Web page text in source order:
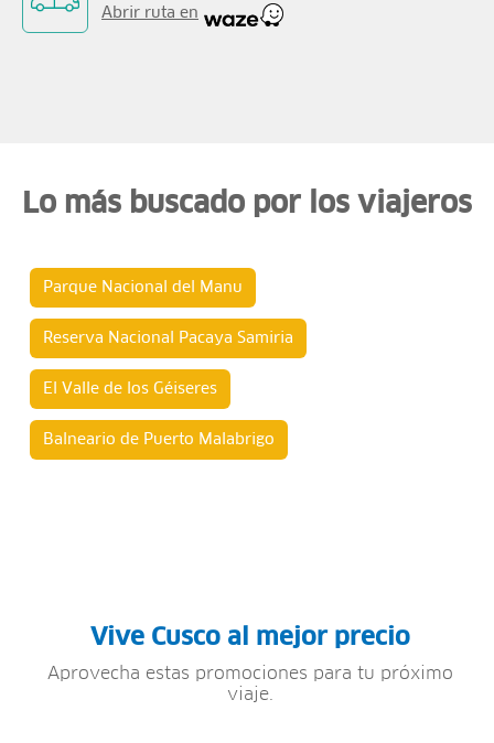
Abrir ruta en
Lo más buscado por los viajeros
Parque Nacional del Manu
Reserva Nacional Pacaya Samiria
El Valle de los Géiseres
Balneario de Puerto Malabrigo
Vive Cusco al mejor precio
Aprovecha estas promociones para tu próximo
viaje.